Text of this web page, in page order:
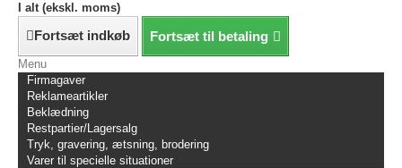
I alt (ekskl. moms)
Fortsæt indkøb Fortsæt til betaling
Menu
Firmagaver
Reklameartikler
Beklædning
Restpartier/Lagersalg
Tryk, gravering, ætsning, brodering
Varer til specielle situationer